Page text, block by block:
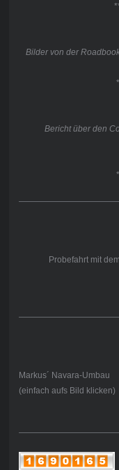
Bilder von der
Bericht über den
Probefahrt mit
Markus´ Navara-Umbau
(einfach aufs Bild klicken)